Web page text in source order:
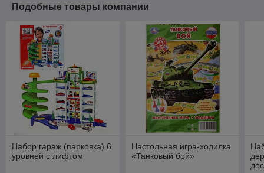
Подобные товары компании
Набор гараж (парковка) 6
уровней с лифтом
Настольная игра-ходилка
«Танковый бой»